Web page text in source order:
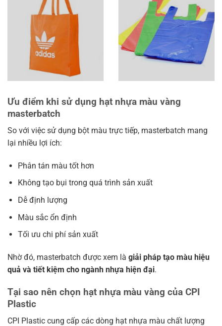
Ưu điểm khi sử dụng hạt nhựa màu vàng
masterbatch
So với việc sử dụng bột màu trực tiếp, masterbatch mang
lại nhiều lợi ích:
Phân tán màu tốt hơn
Không tạo bụi trong quá trình sản xuất
Dễ định lượng
Màu sắc ổn định
Tối ưu chi phí sản xuất
Nhờ đó, masterbatch được xem là giải pháp tạo màu hiệu
quả và tiết kiệm cho ngành nhựa hiện đại.
Tại sao nên chọn hạt nhựa màu vàng của CPI
Plastic
CPI Plastic cung cấp các dòng hạt nhựa màu chất lượng